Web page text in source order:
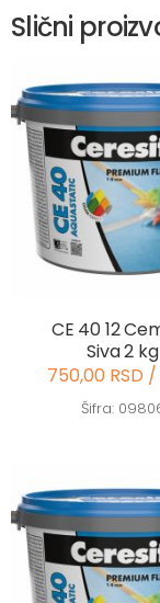
Slični
CE 40 12
Siva 2 kg
750,00 RSD
Šifra: